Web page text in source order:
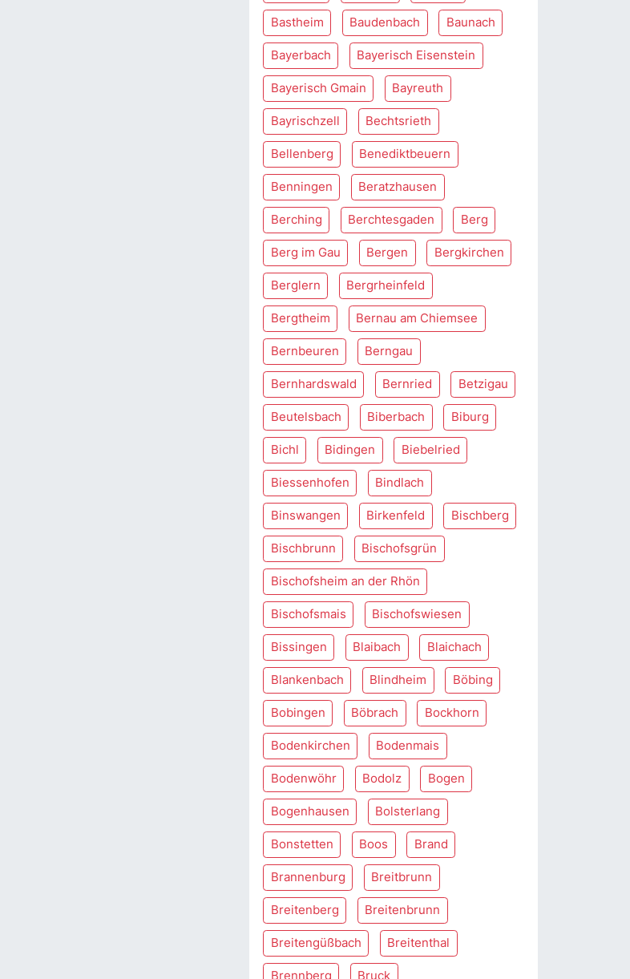
Bastheim Baudenbach Baunach
Bayerbach Bayerisch Eisenstein
Bayerisch Gmain Bayreuth
Bayrischzell Bechtsrieth
Bellenberg Benediktbeuern
Benningen Beratzhausen
Berching Berchtesgaden Berg
Berg im Gau Bergen Bergkirchen
Berglern Bergrheinfeld
Bergtheim Bernau am Chiemsee
Bernbeuren Berngau
Bernhardswald Bernried Betzigau
Beutelsbach Biberbach Biburg
Bichl Bidingen Biebelried
Biessenhofen Bindlach
Binswangen Birkenfeld Bischberg
Bischbrunn Bischofsgrün
Bischofsheim an der Rhön
Bischofsmais Bischofswiesen
Bissingen Blaibach Blaichach
Blankenbach Blindheim Böbing
Bobingen Böbrach Bockhorn
Bodenkirchen Bodenmais
Bodenwöhr Bodolz Bogen
Bogenhausen Bolsterlang
Bonstetten Boos Brand
Brannenburg Breitbrunn
Breitenberg Breitenbrunn
Breitengüßbach Breitenthal
Brennberg Bruck